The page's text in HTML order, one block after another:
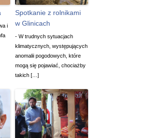
i
Spotkanie z rolnikami
w Glinicach
- W trudnych sytuacjach
klimatycznych, występujących
anomalii pogodowych, które
mogą się pojawiać, chociażby
takich […]